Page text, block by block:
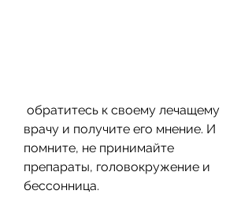
врачу и получите его мнение. И
помните, не принимайте
препараты, головокружение и
бессонница.